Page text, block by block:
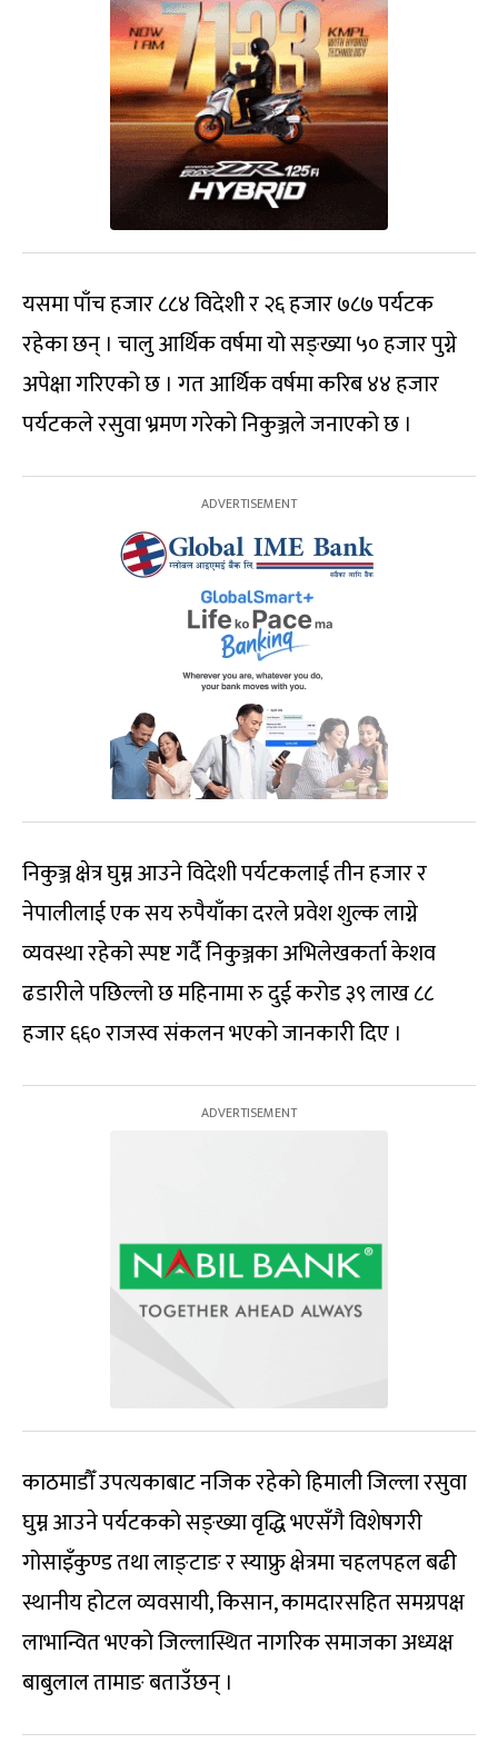
यसमा पाँच हजार ८८४ विदेशी र २६ हजार ७८७ पर्यटक
रहेका छन् । चालु आर्थिक वर्षमा यो सङ्ख्या ५० हजार पुग्ने
अपेक्षा गरिएको छ । गत आर्थिक वर्षमा करिब ४४ हजार
पर्यटकले रसुवा भ्रमण गरेको निकुञ्जले जनाएको छ ।
निकुञ्ज क्षेत्र घुम्न आउने विदेशी पर्यटकलाई तीन हजार र
नेपालीलाई एक सय रुपैयाँका दरले प्रवेश शुल्क लाग्ने
व्यवस्था रहेको स्पष्ट गर्दै निकुञ्जका अभिलेखकर्ता केशव
ढडारीले पछिल्लो छ महिनामा रु दुई करोड ३९ लाख ८८
हजार ६६० राजस्व संकलन भएको जानकारी दिए ।
काठमाडौँ उपत्यकाबाट नजिक रहेको हिमाली जिल्ला रसुवा
घुम्न आउने पर्यटकको सङ्ख्या वृद्धि भएसँगै विशेषगरी
गोसाइँकुण्ड तथा लाङ्टाङ र स्याफ्रु क्षेत्रमा चहलपहल बढी
स्थानीय होटल व्यवसायी, किसान, कामदारसहित समग्रपक्ष
लाभान्वित भएको जिल्लास्थित नागरिक समाजका अध्यक्ष
बाबुलाल तामाङ बताउँछन् ।